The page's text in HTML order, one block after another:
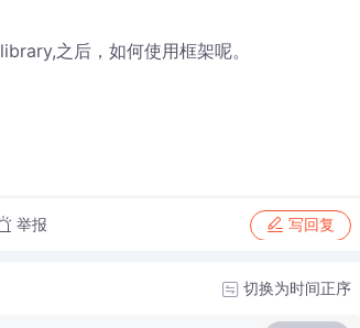
之后，如何使用框架呢。
举报 写回复
切换为时间正序